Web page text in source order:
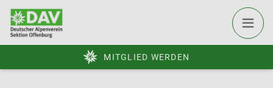
MITGLIED WERDEN